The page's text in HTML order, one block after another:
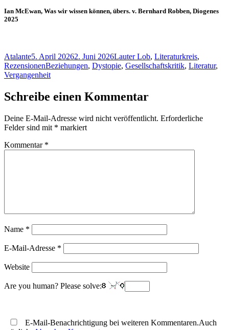
Ian McEwan, Was wir wissen können, übers. v. Bernhard Robben, Diogenes
2025
Autor
AtalanteVeröffentlicht
am
5. April 20262. Juni 2026Kategorien
Lauter Lob, Literaturkreis,
RezensionenSchlagwörter
Beziehungen, Dystopie, Gesellschaftskritik, Literatur,
Vergangenheit
Schreibe einen Kommentar
Deine E-Mail-Adresse wird nicht veröffentlicht. Erforderliche
Felder sind mit * markiert
Kommentar *
Name *
E-Mail-Adresse *
Website
Are you human? Please solve:
E-Mail-Benachrichtigung bei weiteren Kommentaren.Auch